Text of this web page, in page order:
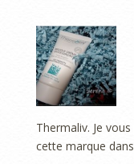
Thermaliv. Je
cette marque